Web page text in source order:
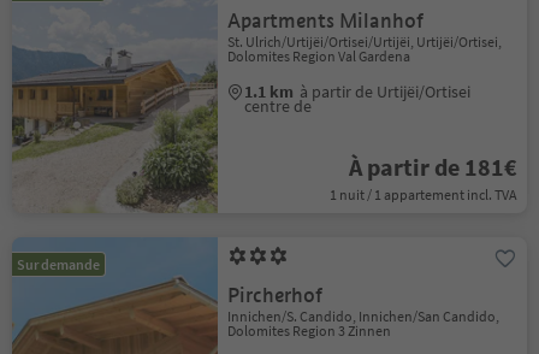
Apartments Milanhof
St. Ulrich/Urtijëi/Ortisei/Urtijëi, Urtijëi/Ortisei,
Dolomites Region Val Gardena
1.1 km à partir de Urtijëi/Ortisei
centre de
À partir de 181€
1 nuit / 1 appartement incl. TVA
Sur demande
Pircherhof
Innichen/S. Candido, Innichen/San Candido,
Dolomites Region 3 Zinnen